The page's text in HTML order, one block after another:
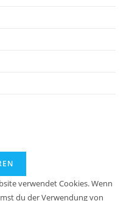
verwendet Cookies. Wenn
du der Verwendung von